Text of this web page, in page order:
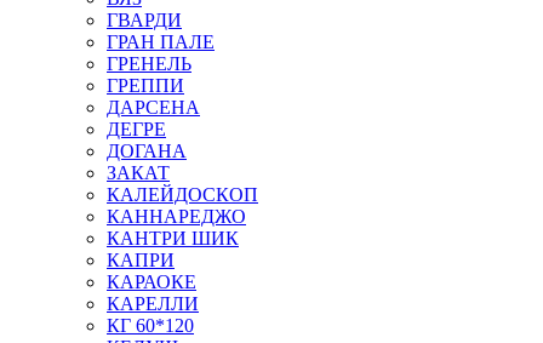
ГВАРДИ
ГРАН ПАЛЕ
ГРЕНЕЛЬ
ГРЕППИ
ДАРСЕНА
ДЕГРЕ
ДОГАНА
ЗАКАТ
КАЛЕЙДОСКОП
КАННАРЕДЖО
КАНТРИ ШИК
КАПРИ
КАРАОКЕ
КАРЕЛЛИ
КГ 60*120